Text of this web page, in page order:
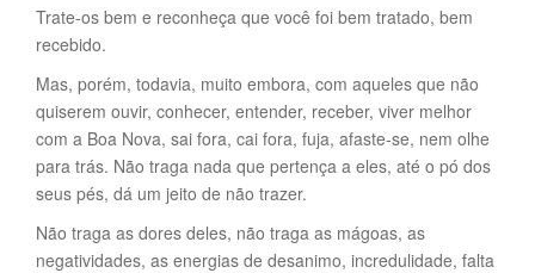
Trate-os bem e reconheça que você foi bem tratado, bem
recebido.
Mas, porém, todavia, muito embora, com aqueles que não
quiserem ouvir, conhecer, entender, receber, viver melhor
com a Boa Nova, sai fora, cai fora, fuja, afaste-se, nem olhe
para trás. Não traga nada que pertença a eles, até o pó dos
seus pés, dá um jeito de não trazer.
Não traga as dores deles, não traga as mágoas, as
negatividades, as energias de desanimo, incredulidade, falta